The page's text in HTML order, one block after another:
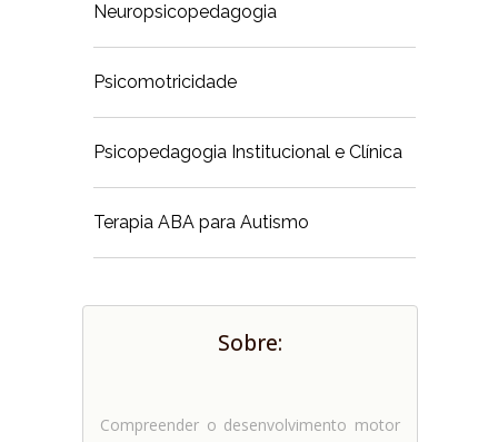
Neuropsicopedagogia
Psicomotricidade
Psicopedagogia Institucional e Clínica
Terapia ABA para Autismo
Sobre:
Compreender o desenvolvimento motor